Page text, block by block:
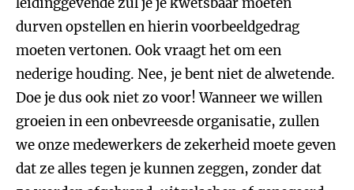
durven opstellen en hierin voorbeeldgedrag
moeten vertonen. Ook vraagt het om een
nederige houding. Nee, je bent niet de alwetende.
Doe je dus ook niet zo voor! Wanneer we willen
groeien in een onbevreesde organisatie, zullen
we onze medewerkers de zekerheid moete geven
dat ze alles tegen je kunnen zeggen, zonder dat